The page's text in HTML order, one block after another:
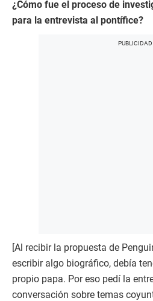
¿Cómo fue el proceso de
para la entrevista al pontífice?
[Al recibir la propuesta de
escribir algo biográfico, debía
propio papa. Por eso pedí la
conversación sobre temas